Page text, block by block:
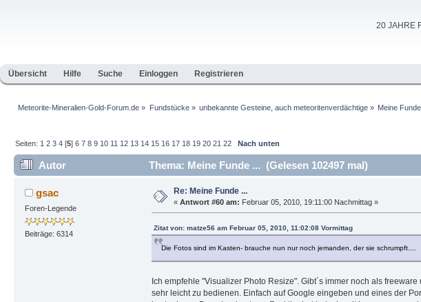
20 JAHRE
Übersicht Hilfe Suche Einloggen Registrieren
Meteorite-Mineralien-Gold-Forum.de » Fundstücke» unbekannte Gesteine, auch meteoritenverdächtige» Meine Funde
Seiten: 1 2 3 4 [5]6 7 8 9 10 11 12 13 14 15 16 17 18 19 20 21 22 Nach unten
Autor Thema: Meine Funde ... (Gelesen 102497 mal)
gsac
Foren-Legende
Beiträge: 6314
Re: Meine Funde ...
« Antwort #60 am: Februar 05, 2010, 19:11:00 Nachmittag »
Zitat von: matze56 am Februar 05, 2010, 11:02:08 Vormittag
Die Fotos sind im Kasten- brauche nun nur noch jemanden, der sie
Ich empfehle "Visualizer Photo Resize". Gibt´s immer noch als freeware
sehr leicht zu bedienen. Einfach auf Google eingeben und eines der